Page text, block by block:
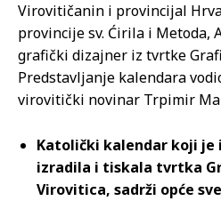
Virovitičanin i provincijal
provincije sv. Ćirila i Metoda,
grafički dizajner iz tvrtke
Predstavljanje kalendara
virovitički novinar Trpimir
Katolički kalendar koji je
izradila i tiskala tvrtka
Virovitica, sadrži opće